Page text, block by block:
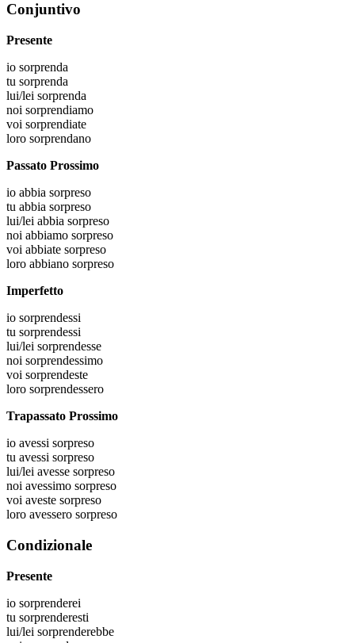
Conjuntivo
Presente
io sorprenda
tu sorprenda
lui/lei sorprenda
noi sorprendiamo
voi sorprendiate
loro sorprendano
Passato Prossimo
io abbia sorpreso
tu abbia sorpreso
lui/lei abbia sorpreso
noi abbiamo sorpreso
voi abbiate sorpreso
loro abbiano sorpreso
Imperfetto
io sorprendessi
tu sorprendessi
lui/lei sorprendesse
noi sorprendessimo
voi sorprendeste
loro sorprendessero
Trapassato Prossimo
io avessi sorpreso
tu avessi sorpreso
lui/lei avesse sorpreso
noi avessimo sorpreso
voi aveste sorpreso
loro avessero sorpreso
Condizionale
Presente
io sorprenderei
tu sorprenderesti
lui/lei sorprenderebbe